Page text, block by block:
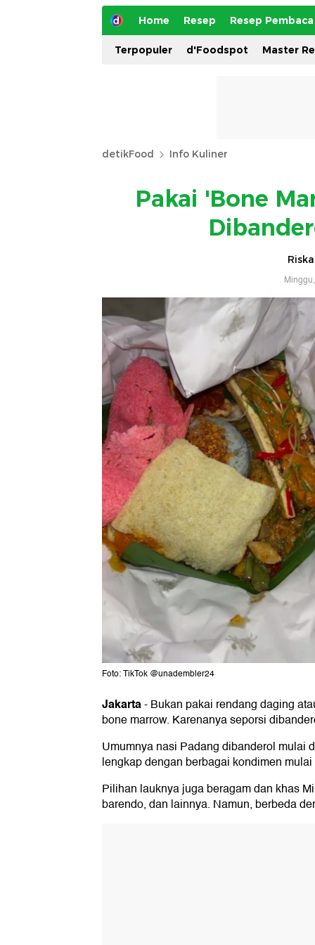
Home Resep Resep Pembaca
Terpopuler d'Foodspot Master
detikFood Info Kuliner
Pakai 'Bone
Foto: TikTok @unadembler24
Jakarta-Bukan pakai rendang daging
bone marrow. Karenanya seporsi
Umumnya nasi Padang dibanderol mulai
lengkap dengan berbagai kondimen
Pilihan lauknya juga beragam dan khas
barendo, dan lainnya. Namun, berbeda